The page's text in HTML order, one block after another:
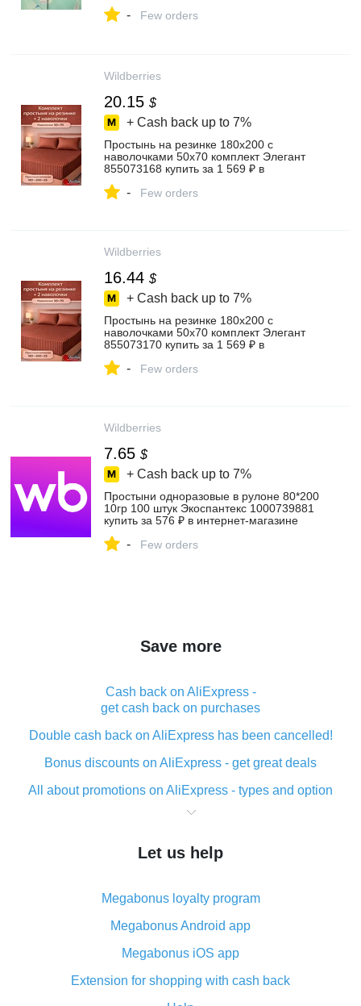
- Few orders
Wildberries
20.15 $
+ Cash back up to 7%
Простынь на резинке 180х200 с
наволочками 50х70 комплект Элегант
855073168 купить за 1 569 ₽ в
- Few orders
Wildberries
16.44 $
+ Cash back up to 7%
Простынь на резинке 180х200 с
наволочками 50х70 комплект Элегант
855073170 купить за 1 569 ₽ в
- Few orders
Wildberries
7.65 $
+ Cash back up to 7%
Простыни одноразовые в рулоне 80*200
10гр 100 штук Экоспантекс 1000739881
купить за 576 ₽ в интернет‑магазине
- Few orders
Save more
Cash back on AliExpress -
get cash back on purchases
Double cash back on AliExpress has been cancelled!
Bonus discounts on AliExpress - get great deals
All about promotions on AliExpress - types and option
What is cash back when making purchases on
The best place to download cash back for AliExpress
What is the AliExpress cash back plugin and what are
its advantages
Cash back from the AliExpress mobile app -
advantages of the plugin
Double cash back on AliExpress has been cancelled!
Let us help
Megabonus loyalty program
Megabonus Android app
Megabonus iOS app
Extension for shopping with cash back